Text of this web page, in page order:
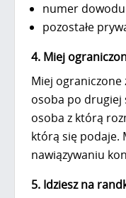
numer
pozostałe
4. Miej
Miej
osoba po
osoba z którą
którą się podaje.
nawiązywaniu
5. Idziesz na